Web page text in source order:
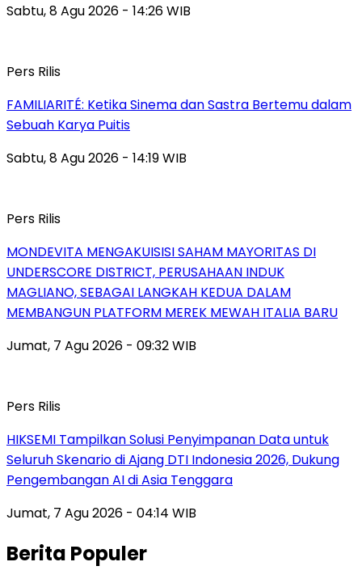
Sabtu, 8 Agu 2026 - 14:26 WIB
Pers Rilis
FAMILIARITÉ: Ketika Sinema dan Sastra Bertemu dalam
Sebuah Karya Puitis
Sabtu, 8 Agu 2026 - 14:19 WIB
Pers Rilis
MONDEVITA MENGAKUISISI SAHAM MAYORITAS DI
UNDERSCORE DISTRICT, PERUSAHAAN INDUK
MAGLIANO, SEBAGAI LANGKAH KEDUA DALAM
MEMBANGUN PLATFORM MEREK MEWAH ITALIA BARU
Jumat, 7 Agu 2026 - 09:32 WIB
Pers Rilis
HIKSEMI Tampilkan Solusi Penyimpanan Data untuk
Seluruh Skenario di Ajang DTI Indonesia 2026, Dukung
Pengembangan AI di Asia Tenggara
Jumat, 7 Agu 2026 - 04:14 WIB
Berita Populer